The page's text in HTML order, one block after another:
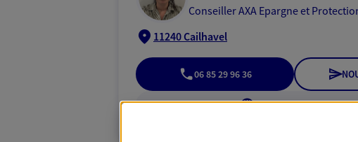
Conseiller AXA Epargne et
11240 Cailhavel
06 85 29 96 36
VOIR NOTRE SITE WEB